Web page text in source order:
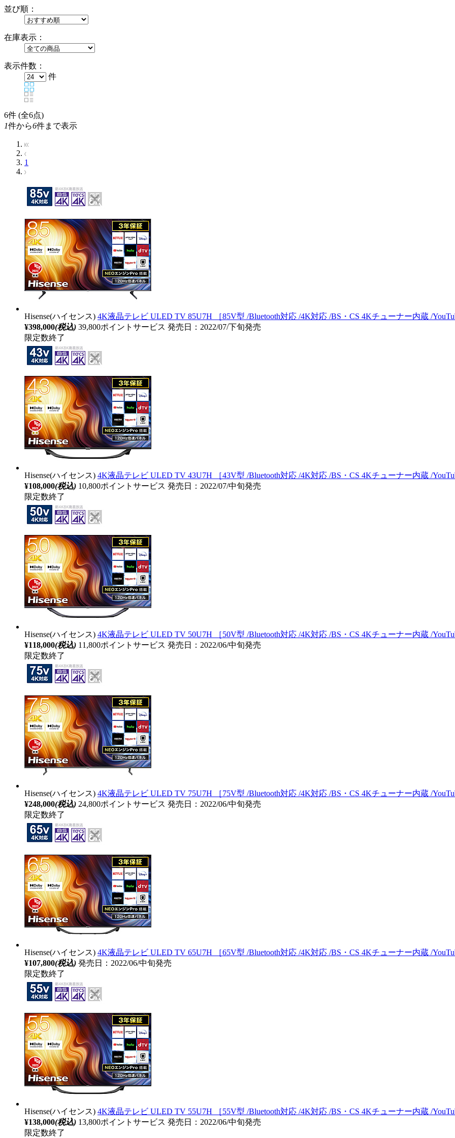
並び順：
在庫表示：
表示件数：
件
6件 (全6点)
1件から6件まで表示
1
Hisense(ハイセンス) 4K液晶テレビ ULED TV 85U7H ［85V型 /Bluetooth対応 /4K対応 /BS・CS 4Kチューナー内蔵 /
¥398,000(税込) 39,800ポイントサービス 発売日：2022/07/下旬発売
限定数終了
Hisense(ハイセンス) 4K液晶テレビ ULED TV 43U7H ［43V型 /Bluetooth対応 /4K対応 /BS・CS 4Kチューナー内蔵 /
¥108,000(税込) 10,800ポイントサービス 発売日：2022/07/中旬発売
限定数終了
Hisense(ハイセンス) 4K液晶テレビ ULED TV 50U7H ［50V型 /Bluetooth対応 /4K対応 /BS・CS 4Kチューナー内蔵 /
¥118,000(税込) 11,800ポイントサービス 発売日：2022/06/中旬発売
限定数終了
Hisense(ハイセンス) 4K液晶テレビ ULED TV 75U7H ［75V型 /Bluetooth対応 /4K対応 /BS・CS 4Kチューナー内蔵 /
¥248,000(税込) 24,800ポイントサービス 発売日：2022/06/中旬発売
限定数終了
Hisense(ハイセンス) 4K液晶テレビ ULED TV 65U7H ［65V型 /Bluetooth対応 /4K対応 /BS・CS 4Kチューナー内蔵 /
¥107,800(税込) 発売日：2022/06/中旬発売
限定数終了
Hisense(ハイセンス) 4K液晶テレビ ULED TV 55U7H ［55V型 /Bluetooth対応 /4K対応 /BS・CS 4Kチューナー内蔵 /
¥138,000(税込) 13,800ポイントサービス 発売日：2022/06/中旬発売
限定数終了